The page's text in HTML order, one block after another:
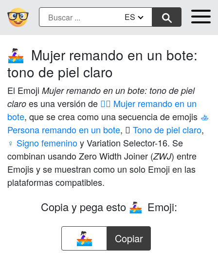
ES
🚣🏻‍♀️ Mujer remando en un bote:
tono de piel claro
El Emoji Mujer remando en un bote: tono de piel
claro es una versión de 🚣‍♀️ Mujer remando en un
bote, que se crea como una secuencia de emojis 🚣
Persona remando en un bote, 🏻 Tono de piel claro,
♀️ Signo femeninoy Variation Selector-16. Se
combinan usando Zero Width Joiner (ZWJ) entre
Emojis y se muestran como un solo Emoji en las
plataformas compatibles.
Copia y pega esto 🚣🏻‍♀️ Emoji:
Copiar